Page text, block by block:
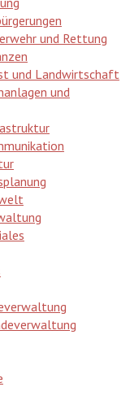
und Rettung
und Landwirtschaft
und